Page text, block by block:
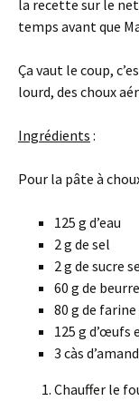
la recette sur le net
temps avant que
Ça vaut le coup,
lourd, des choux
Ingrédients :
Pour la pâte à
125 g d’eau
2 g de sel
2 g de sucre
60 g de beurre
80 g de farine
125 g d’œufs
3 càs
Chauffer le